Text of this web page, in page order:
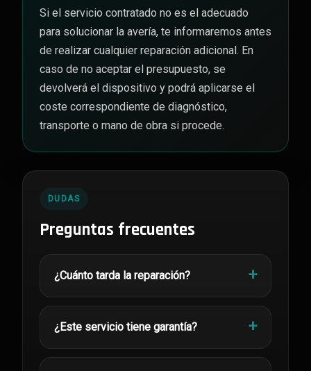
Si el servicio contratado no es el adecuado
para solucionar la avería, te informaremos antes
de realizar cualquier reparación adicional. En
caso de no aceptar el presupuesto, se
devolverá el dispositivo y podrá aplicarse el
coste correspondiente de diagnóstico,
transporte o mano de obra si procede.
DUDAS
Preguntas frecuentes
¿Cuánto tarda la reparación?
¿Este servicio tiene garantía?